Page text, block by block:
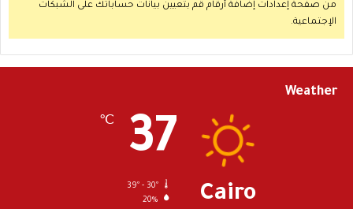
من صفحة إعدادات إضافة أرقام قم بتعيين بيانات حساباتك على الشبكات
الإجتماعية.
Weather
Cairo
37
℃
39º - 30º
20%